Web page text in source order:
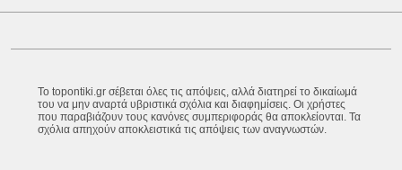
Το topontiki.gr σέβεται όλες τις απόψεις, αλλά διατηρεί το δικαίωμά
του να μην αναρτά υβριστικά σχόλια και διαφημίσεις. Οι χρήστες
που παραβιάζουν τους κανόνες συμπεριφοράς θα αποκλείονται. Τα
σχόλια απηχούν αποκλειστικά τις απόψεις των αναγνωστών.